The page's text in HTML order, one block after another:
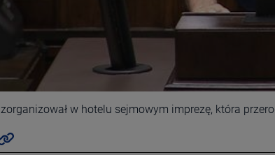
w hotelu sejmowym imprezę, która